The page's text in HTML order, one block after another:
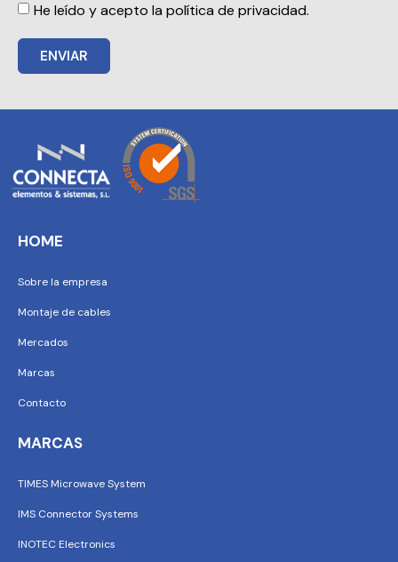
He leído y acepto la política de privacidad.
ENVIAR
HOME
Sobre la empresa
Montaje de cables
Mercados
Marcas
Contacto
MARCAS
TIMES Microwave System
IMS Connector Systems
INOTEC Electronics